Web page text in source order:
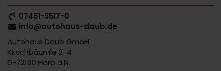
07451-5517-0
info@autohaus-daub.de
Autohaus Daub GmbH
Kirschbäumle 2-4
D-72160 Horb a.N.